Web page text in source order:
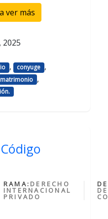
ver más
2025
, conyuge ,
matrimonio ,
RAMA: DERECHO
INTERNACIONAL
PRIVADO